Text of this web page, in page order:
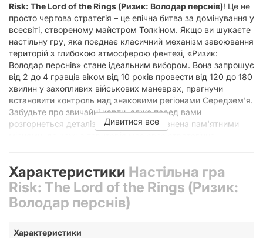
Risk: The Lord of the Rings (Ризик: Володар перснів)! Це не
просто чергова стратегія – це епічна битва за домінування у
всесвіті, створеному майстром Толкіном. Якщо ви шукаєте
настільну гру, яка поєднає класичний механізм завоювання
територій з глибокою атмосферою фентезі, «Ризик:
Володар перснів» стане ідеальним вибором. Вона запрошує
від 2 до 4 гравців віком від 10 років провести від 120 до 180
хвилин у захопливих військових маневрах, прагнучи
встановити контроль над знаковими регіонами Середзем'я.
Забудьте про звичайні карти, адже перед вами
розгорнеться деталізована мапа, наповнена пам'ятними
«Ризик: Володар перснів» бере за основу перевірену часом
механіку класичного «Ризику», але збагачує її елементами,
які ідеально вписуються в лор «Володаря перснів». Гравці
обирають одну з фракцій – відважних Сил Добра або грізні
Легіони Темряви – і починають боротьбу за ключові регіони.
певні квести, пов'язані з історією Єдиного Персня, додаючи
Дивитися все
Характеристики Настільна гра
Risk: The Lord of the Rings (Ризик:
Володар перснів)
Характеристики